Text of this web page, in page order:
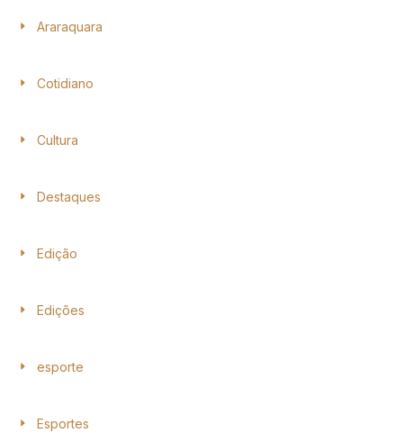
Araraquara
Cotidiano
Cultura
Destaques
Edição
Edições
esporte
Esportes